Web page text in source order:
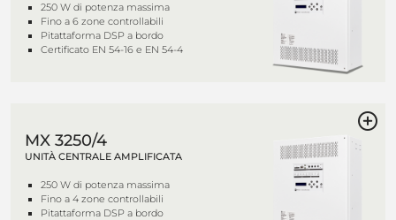
250 W di potenza massima
Fino a 6 zone controllabili
Pitattaforma DSP a bordo
Certificato EN 54-16 e EN 54-4
MX 3250/4
UNITÀ CENTRALE AMPLIFICATA
250 W di potenza massima
Fino a 4 zone controllabili
Pitattaforma DSP a bordo